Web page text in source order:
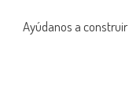
Ayúdanos a